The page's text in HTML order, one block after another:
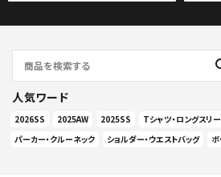
人気ワード
2026SS 2025AW 2025SS Tシャツ・ロングスリ
パーカー・クルーネック
ショルダー・ウエストバッグ